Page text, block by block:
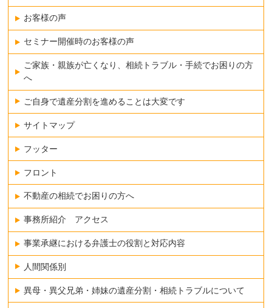
お客様の声
セミナー開催時のお客様の声
ご家族・親族が亡くなり、相続トラブル・手続でお困りの方
へ
ご自身で遺産分割を進めることは大変です
サイトマップ
フッター
フロント
不動産の相続でお困りの方へ
事務所紹介 アクセス
事業承継における弁護士の役割と対応内容
人間関係別
異母・異父兄弟・姉妹の遺産分割・相続トラブルについて